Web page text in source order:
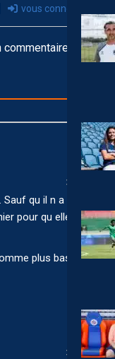
vous connecter
qu il n a pas
pour qu elle soit
plus basse